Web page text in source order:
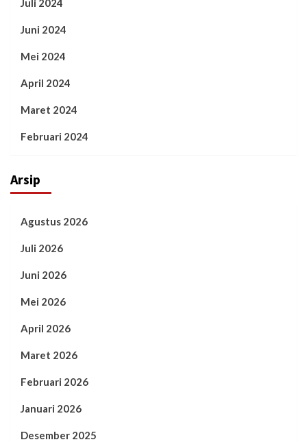
Juli 2024
Juni 2024
Mei 2024
April 2024
Maret 2024
Februari 2024
Arsip
Agustus 2026
Juli 2026
Juni 2026
Mei 2026
April 2026
Maret 2026
Februari 2026
Januari 2026
Desember 2025